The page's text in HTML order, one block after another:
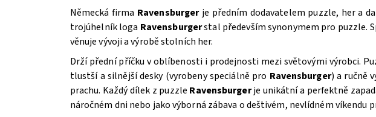
Německá firma Ravensburgerje předním dodavatelem puzzle, her a
trojúhelník loga Ravensburgerstal především synonymem pro puzzle.
věnuje vývoji a výrobě stolních her.
Drží přední příčku v oblíbenosti i prodejnosti mezi světovými výrobci.
tlustší a silnější desky (vyrobeny speciálně pro Ravensburger) a ručně
prachu. Každý dílek z puzzle Ravensburgerje unikátní a perfektně
náročném dni nebo jako výborná zábava o deštivém, nevlídném víkendu